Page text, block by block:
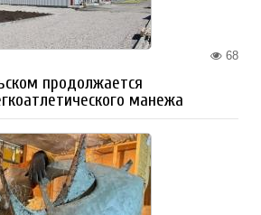
68
продолжается
манежа